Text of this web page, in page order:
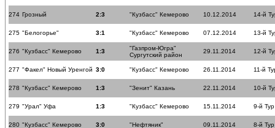
274 Грозный 2:3 "Кузбасс" Кемерово 10.12.2014 14-й
275 "Белогорье" 3:1 "Кузбасс" Кемерово 07.12.2014 13-й
276 "Кузбасс" Кемерово 1:3
"Газпром-Югра"
Сургутский район
29.11.2014 12-й
277 "Факел" Новый Уренгой 3:0 "Кузбасс" Кемерово 26.11.2014 11-й
278 "Кузбасс" Кемерово 1:3 "Зенит" Казань 22.11.2014 10-й
279 "Урал" Уфа 1:3 "Кузбасс" Кемерово 15.11.2014 9-й Тур
280 "Кузбасс" Кемерово 3:0 "Нефтяник" 09.11.2014 8-й Тур